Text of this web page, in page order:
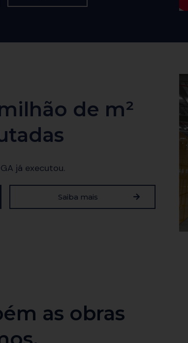
de m²
já executou.
Saiba mais
as obras